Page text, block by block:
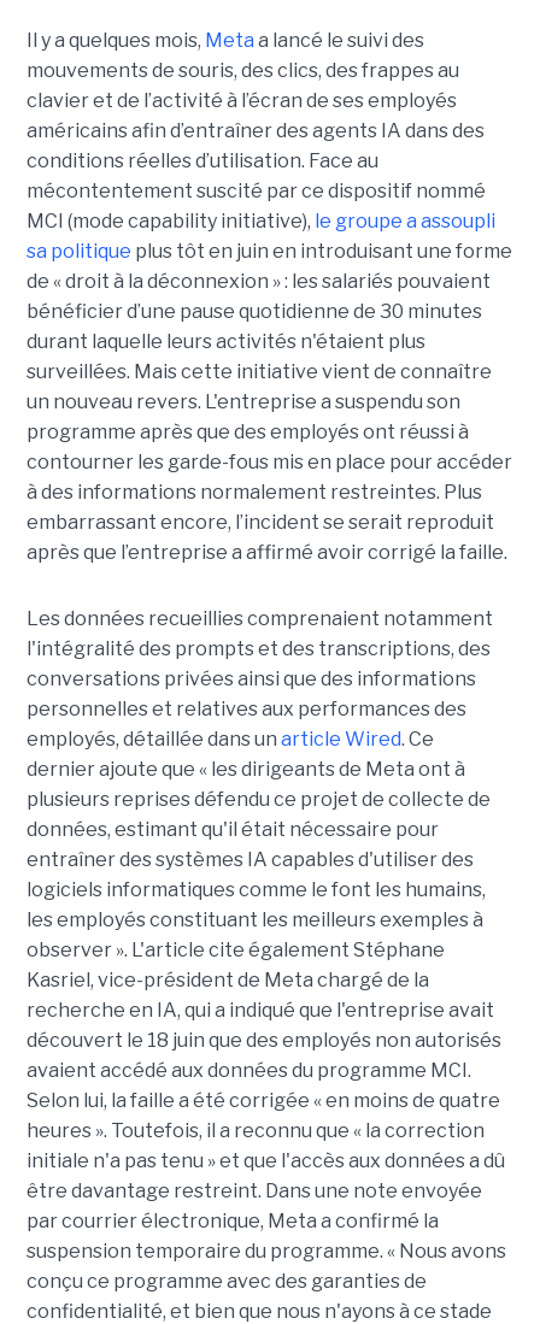
Il y a quelques mois, Meta a lancé le suivi des
mouvements de souris, des clics, des frappes au
clavier et de l’activité à l’écran de ses employés
américains afin d’entraîner des agents IA dans des
conditions réelles d’utilisation. Face au
mécontentement suscité par ce dispositif nommé
MCI (mode capability initiative), le groupe a assoupli
sa politique plus tôt en juin en introduisant une forme
de « droit à la déconnexion » : les salariés pouvaient
bénéficier d’une pause quotidienne de 30 minutes
durant laquelle leurs activités n'étaient plus
surveillées. Mais cette initiative vient de connaître
un nouveau revers. L'entreprise a suspendu son
programme après que des employés ont réussi à
contourner les garde-fous mis en place pour accéder
à des informations normalement restreintes. Plus
embarrassant encore, l’incident se serait reproduit
après que l’entreprise a affirmé avoir corrigé la faille.
Les données recueillies comprenaient notamment
l'intégralité des prompts et des transcriptions, des
conversations privées ainsi que des informations
personnelles et relatives aux performances des
employés, détaillée dans un article Wired. Ce
dernier ajoute que « les dirigeants de Meta ont à
plusieurs reprises défendu ce projet de collecte de
données, estimant qu'il était nécessaire pour
entraîner des systèmes IA capables d'utiliser des
logiciels informatiques comme le font les humains,
les employés constituant les meilleurs exemples à
observer ». L'article cite également Stéphane
Kasriel, vice-président de Meta chargé de la
recherche en IA, qui a indiqué que l'entreprise avait
découvert le 18 juin que des employés non autorisés
avaient accédé aux données du programme MCI.
Selon lui, la faille a été corrigée « en moins de quatre
heures ». Toutefois, il a reconnu que « la correction
initiale n'a pas tenu » et que l'accès aux données a dû
être davantage restreint. Dans une note envoyée
par courrier électronique, Meta a confirmé la
suspension temporaire du programme. « Nous avons
conçu ce programme avec des garanties de
confidentialité, et bien que nous n'ayons à ce stade